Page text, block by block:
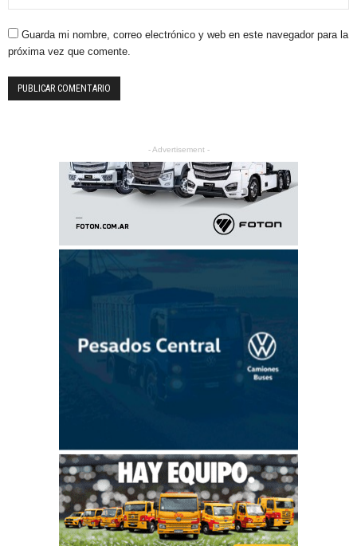
Guarda mi nombre, correo electrónico y web en este navegador para la
próxima vez que comente.
- Advertisement -